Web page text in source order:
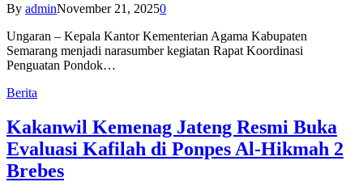
By adminNovember 21, 20250
Ungaran – Kepala Kantor Kementerian Agama Kabupaten
Semarang menjadi narasumber kegiatan Rapat Koordinasi
Penguatan Pondok…
Berita
Kakanwil Kemenag Jateng Resmi Buka
Evaluasi Kafilah di Ponpes Al-Hikmah 2
Brebes